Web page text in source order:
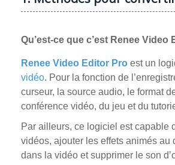
Qu’est-ce que c’est Renee Video
Renee Video Editor Pro est un
vidéo. Pour la fonction de
curseur, la source audio, le format
conférence vidéo, du jeu et du
Par ailleurs, ce logiciel est capable
vidéos, ajouter les effets animés au
dans la vidéo et supprimer le son